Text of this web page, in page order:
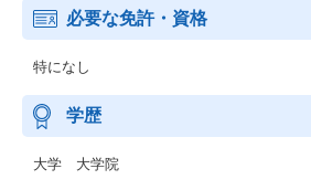
必要な免許・資格
特になし
学歴
大学 大学院